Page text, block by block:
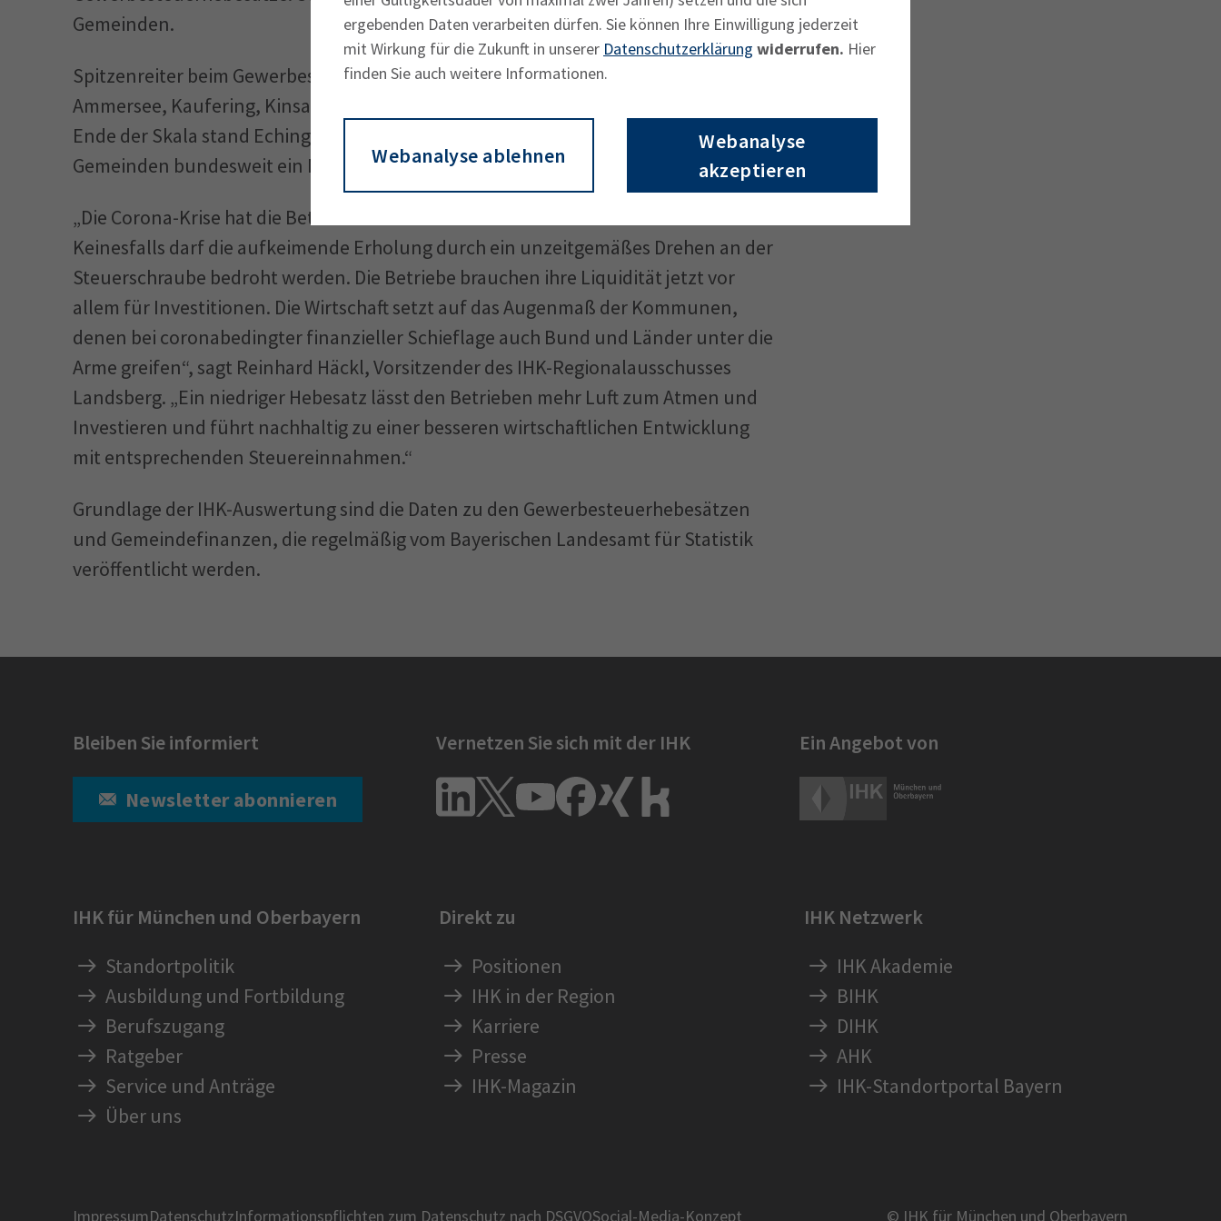
ergebenden Daten verarbeiten dürfen. Sie können Ihre Einwilligung jederzeit
mit Wirkung für die Zukunft in unserer Datenschutzerklärung widerrufen. Hier
finden Sie auch weitere Informationen.
Webanalyse ablehnen
Webanalyse
akzeptieren
Gemeinden.
Spitzenreiter beim Gewerbesteuerhebesatz waren 2020 die Gemeinden Dießen am
Ammersee, Kaufering, Kinsau und Prittriching mit jeweils 380 Prozent Am anderen
Ende der Skala stand Eching am Ammersee mit 270 Prozent. Gesetzlich ist den
Gemeinden bundes­weit ein Mindesthebesatz von 200 Prozent vorgeschrieben.
„Die Corona-Krise hat die Betriebe in vielen Branchen äußerst stark belastet.
Keinesfalls darf die aufkeimende Erholung durch ein unzeitgemäßes Drehen an der
Steuerschraube bedroht werden. Die Betriebe brauchen ihre Liquidität jetzt vor
allem für Investitionen. Die Wirtschaft setzt auf das Augenmaß der Kommunen,
denen bei coronabedingter finanzieller Schieflage auch Bund und Länder unter die
Arme greifen“, sagt Reinhard Häckl, Vorsitzender des IHK-Regionalausschusses
Landsberg. „Ein niedriger Hebesatz lässt den Betrieben mehr Luft zum Atmen und
Investieren und führt nachhaltig zu einer besseren wirtschaftlichen Entwicklung
mit entsprechenden Steuereinnahmen.“
Grundlage der IHK-Auswertung sind die Daten zu den Gewerbesteuerhebesätzen
und Gemeindefinanzen, die regelmäßig vom Bayerischen Landesamt für Statistik
veröffentlicht werden.
Bleiben Sie informiert
Newsletter abonnieren
Vernetzen Sie sich mit der IHK Ein Angebot von
IHK für München und Oberbayern
Standortpolitik
Ausbildung und Fortbildung
Berufszugang
Ratgeber
Service und Anträge
Über uns
Direkt zu
Positionen
IHK in der Region
Karriere
Presse
IHK-Magazin
IHK Netzwerk
IHK Akademie
BIHK
DIHK
AHK
IHK-Standortportal Bayern
ImpressumDatenschutzInformationspflichten zum Datenschutz nach DSGVOSocial-Media-Konzept © IHK für München und Oberbayern